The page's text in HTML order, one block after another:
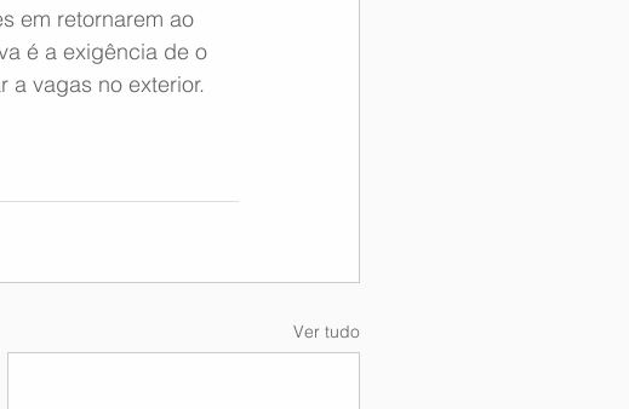
em retornarem ao
é a exigência de o
a vagas no exterior.
Ver tudo